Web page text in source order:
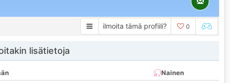
ilmoita tämä profiili? 0
lisätietoja
Nainen